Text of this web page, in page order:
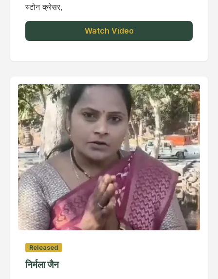
स्टोन क्रेसर,
Watch Video
Released
निर्मला जैन